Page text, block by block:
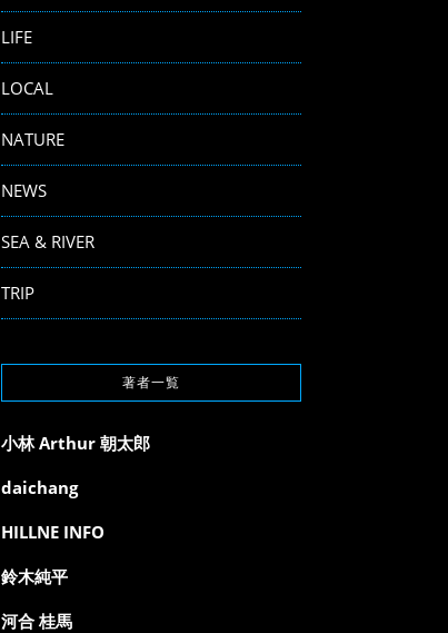
LIFE
LOCAL
NATURE
NEWS
SEA & RIVER
TRIP
著者一覧
小林 Arthur 朝太郎
daichang
HILLNE INFO
鈴木純平
河合 桂馬